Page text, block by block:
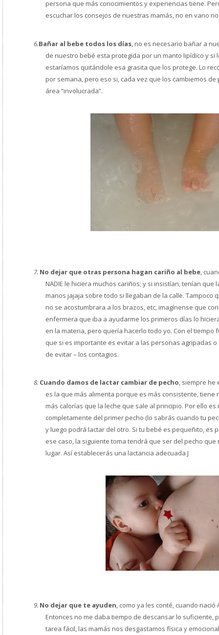
persona que más conocimientos y experiencias tiene.
escuchar los consejos de nuestras mamás, no en vano
6.Bañar al bebe todos los días, no es necesario bañar a
de nuestro bebé esta protegida por un manto lipídico y si
estaríamos quitándole esa grasita que los protege. Lo
por semana, pero eso si, cada vez que los cambiemos
área “involucrada”.
7. No dejar que otras persona hagan cariño al bebe ,
NADIE le hiciera muchos cariños; y si insistían, tenían
manos jajaja sobre todo si llegaban de la calle. Tampoco
no se acostumbrara a los brazos, etc, imagínense que
enfermera que iba a ayudarme los primeros días lo
en la materia, pero quería hacerlo todo yo. Con el tiempo
que si es importante es evitar a las personas agripadas
de evitar – los contagios.
8. Cuando damos de lactar cambiar de pecho, siempre he
es la que más alimenta porque es más consistente, tiene
más calorías que la leche que sale al principio. Por ello
completamente del primer pecho (lo sabrás cuando tu
y luego podrá lactar del otro. Si tu bebé es pequeñito, es
ese caso, la siguiente toma tendrá que ser del pecho
lugar. Así establecerás una lactancia adecuada J
9. No dejar que te ayuden, como ya les conté, cuando
Entonces no me daba tiempo de descansar lo suficiente,
tarea fácil, las mamás nos desgastamos física y